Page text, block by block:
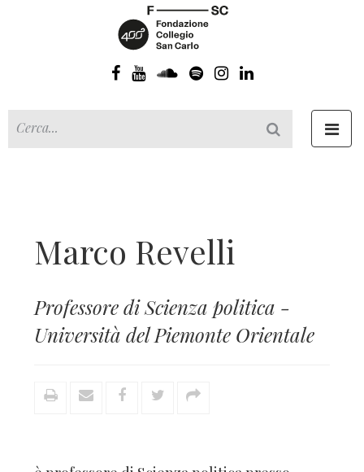
Marco Revelli
Professore di Scienza politica -
Università del Piemonte Orientale